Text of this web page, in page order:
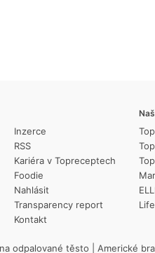
Inzerce
RSS
Kariéra v Topreceptech
Foodie
Nahlásit
Transparency report
Kontakt
odpalované těsto Americké